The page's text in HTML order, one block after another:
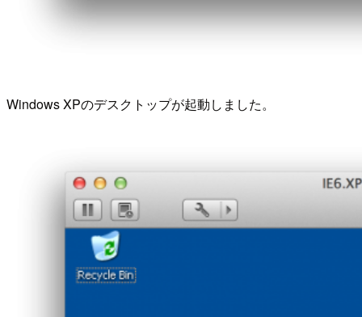
Windows XPのデスクトップが起動しました。